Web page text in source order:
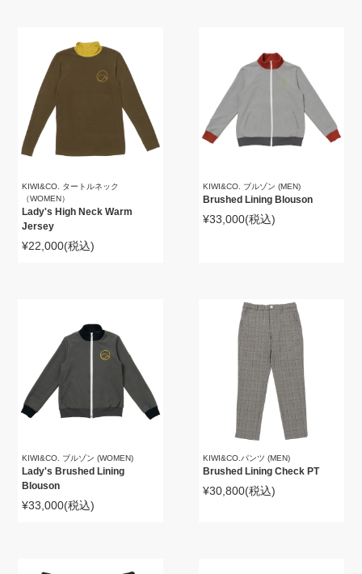
KIWI&CO. タートルネック
（WOMEN）
Lady's High Neck Warm
Jersey
¥22,000(税込)
KIWI&CO. ブルゾン (MEN)
Brushed Lining Blouson
¥33,000(税込)
KIWI&CO. ブルゾン (WOMEN)
Lady's Brushed Lining
Blouson
¥33,000(税込)
KIWI&CO.パンツ (MEN)
Brushed Lining Check PT
¥30,800(税込)